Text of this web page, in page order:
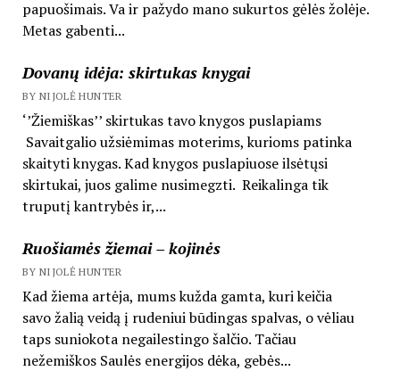
papuošimais. Va ir pažydo mano sukurtos gėlės žolėje.
Metas gabenti...
Dovanų idėja: skirtukas knygai
BY NIJOLĖ HUNTER
‘’Žiemiškas’’ skirtukas tavo knygos puslapiams
Savaitgalio užsiėmimas moterims, kurioms patinka
skaityti knygas. Kad knygos puslapiuose ilsėtųsi
skirtukai, juos galime nusimegzti. Reikalinga tik
truputį kantrybės ir,...
Ruošiamės žiemai – kojinės
BY NIJOLĖ HUNTER
Kad žiema artėja, mums kužda gamta, kuri keičia
savo žalią veidą į rudeniui būdingas spalvas, o vėliau
taps suniokota negailestingo šalčio. Tačiau
nežemiškos Saulės energijos dėka, gebės...